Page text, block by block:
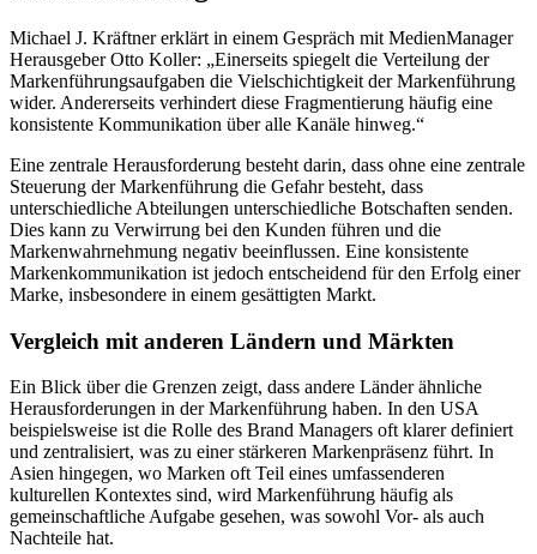
Michael J. Kräftner erklärt in einem Gespräch mit MedienManager
Herausgeber Otto Koller: „Einerseits spiegelt die Verteilung der
Markenführungsaufgaben die Vielschichtigkeit der Markenführung
wider. Andererseits verhindert diese Fragmentierung häufig eine
konsistente Kommunikation über alle Kanäle hinweg.“
Eine zentrale Herausforderung besteht darin, dass ohne eine zentrale
Steuerung der Markenführung die Gefahr besteht, dass
unterschiedliche Abteilungen unterschiedliche Botschaften senden.
Dies kann zu Verwirrung bei den Kunden führen und die
Markenwahrnehmung negativ beeinflussen. Eine konsistente
Markenkommunikation ist jedoch entscheidend für den Erfolg einer
Marke, insbesondere in einem gesättigten Markt.
Vergleich mit anderen Ländern und Märkten
Ein Blick über die Grenzen zeigt, dass andere Länder ähnliche
Herausforderungen in der Markenführung haben. In den USA
beispielsweise ist die Rolle des Brand Managers oft klarer definiert
und zentralisiert, was zu einer stärkeren Markenpräsenz führt. In
Asien hingegen, wo Marken oft Teil eines umfassenderen
kulturellen Kontextes sind, wird Markenführung häufig als
gemeinschaftliche Aufgabe gesehen, was sowohl Vor- als auch
Nachteile hat.